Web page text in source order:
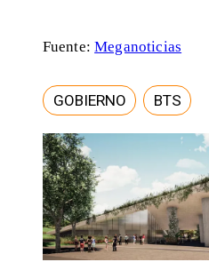
Fuente:Meganoticias
GOBIERNO BTS